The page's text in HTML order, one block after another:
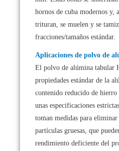
hornos de cuba modernos y,
trituran, se muelen y se
fracciones/tamaños estándar.
Aplicaciones de polvo de
El polvo de alúmina tabular
propiedades estándar de la
contenido reducido de
unas especificaciones
toman medidas para
partículas gruesas, que
rendimiento deficiente del